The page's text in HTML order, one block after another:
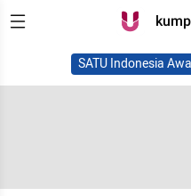
SATU Indonesia